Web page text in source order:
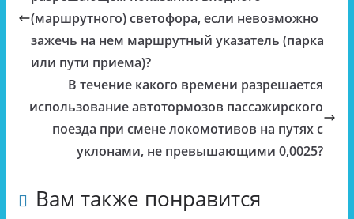
(маршрутного) светофора, если невозможно
зажечь на нем маршрутный указатель (парка
или пути приема)?
В течение какого времени разрешается
использование автотормозов пассажирского
поезда при смене локомотивов на путях с
уклонами, не превышающими 0,0025?
Вам также понравится